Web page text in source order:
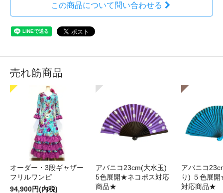
この商品について問い合わせる
売れ筋商品
オーダー・3段ギャザー
フリルワンピ
94,900円(内税)
アバニコ23cm(大水玉)
5色展開★ネコポス対応
商品★
アバニコ
り) ５色展
対応商品★